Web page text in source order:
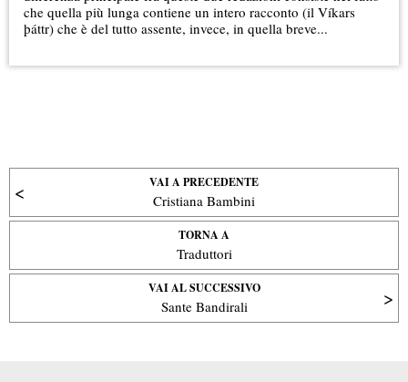
che quella più lunga contiene un intero racconto (il Víkars
þáttr) che è del tutto assente, invece, in quella breve...
VAI A PRECEDENTE
Cristiana Bambini
TORNA A
Traduttori
VAI AL SUCCESSIVO
Sante Bandirali